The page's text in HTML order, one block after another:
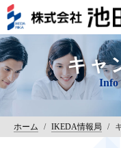
キャ
ホーム / IKEDA情報局 /